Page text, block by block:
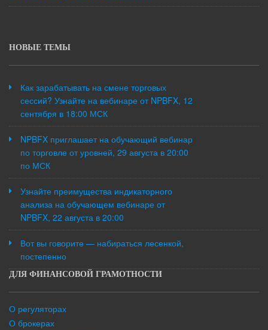
НОВЫЕ ТЕМЫ
Как зарабатывать на смене торговых
сессий? Узнайте на вебинаре от NPBFX, 12
сентября в 18:00 МСК
NPBFX приглашает на обучающий вебинар
по торговле от уровней, 29 августа в 20:00
по МСК
Узнайте преимущества индикаторного
анализа на обучающем вебинаре от
NPBFX, 22 августа в 20:00
Вот вы говорите — набираться лесенкой,
постепенно
ДЛЯ ФИНАНСОВОЙ ГРАМОТНОСТИ
О регуляторах
О брокерах